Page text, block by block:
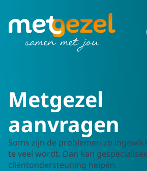
Naar hoofdinhoud
Naar voettekst
Metgezel
aanvragen
Soms zijn de problemen zo
te veel wordt. Dan kan
cliëntondersteuning helpen.